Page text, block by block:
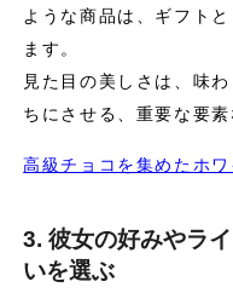
ような商品は、ギフト
ます。
見た目の美しさは、味
ちにさせる、重要な要素
高級チョコを集めたホワ
3. 彼女の好みやラ
いを選ぶ